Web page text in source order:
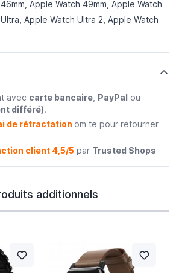
Apple Watch 49mm, Apple Watch
Apple Watch Ultra 2, Apple Watch
avec carte bancaire, PayPal ou
différé).
de rétractation om te pour retourner
client 4,5/5par Trusted Shops
additionnels